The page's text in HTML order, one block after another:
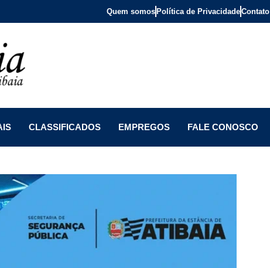
Quem somos Política de PrivacidadeContato
CLASSIFICADOS EMPREGOS FALE CONOSCO